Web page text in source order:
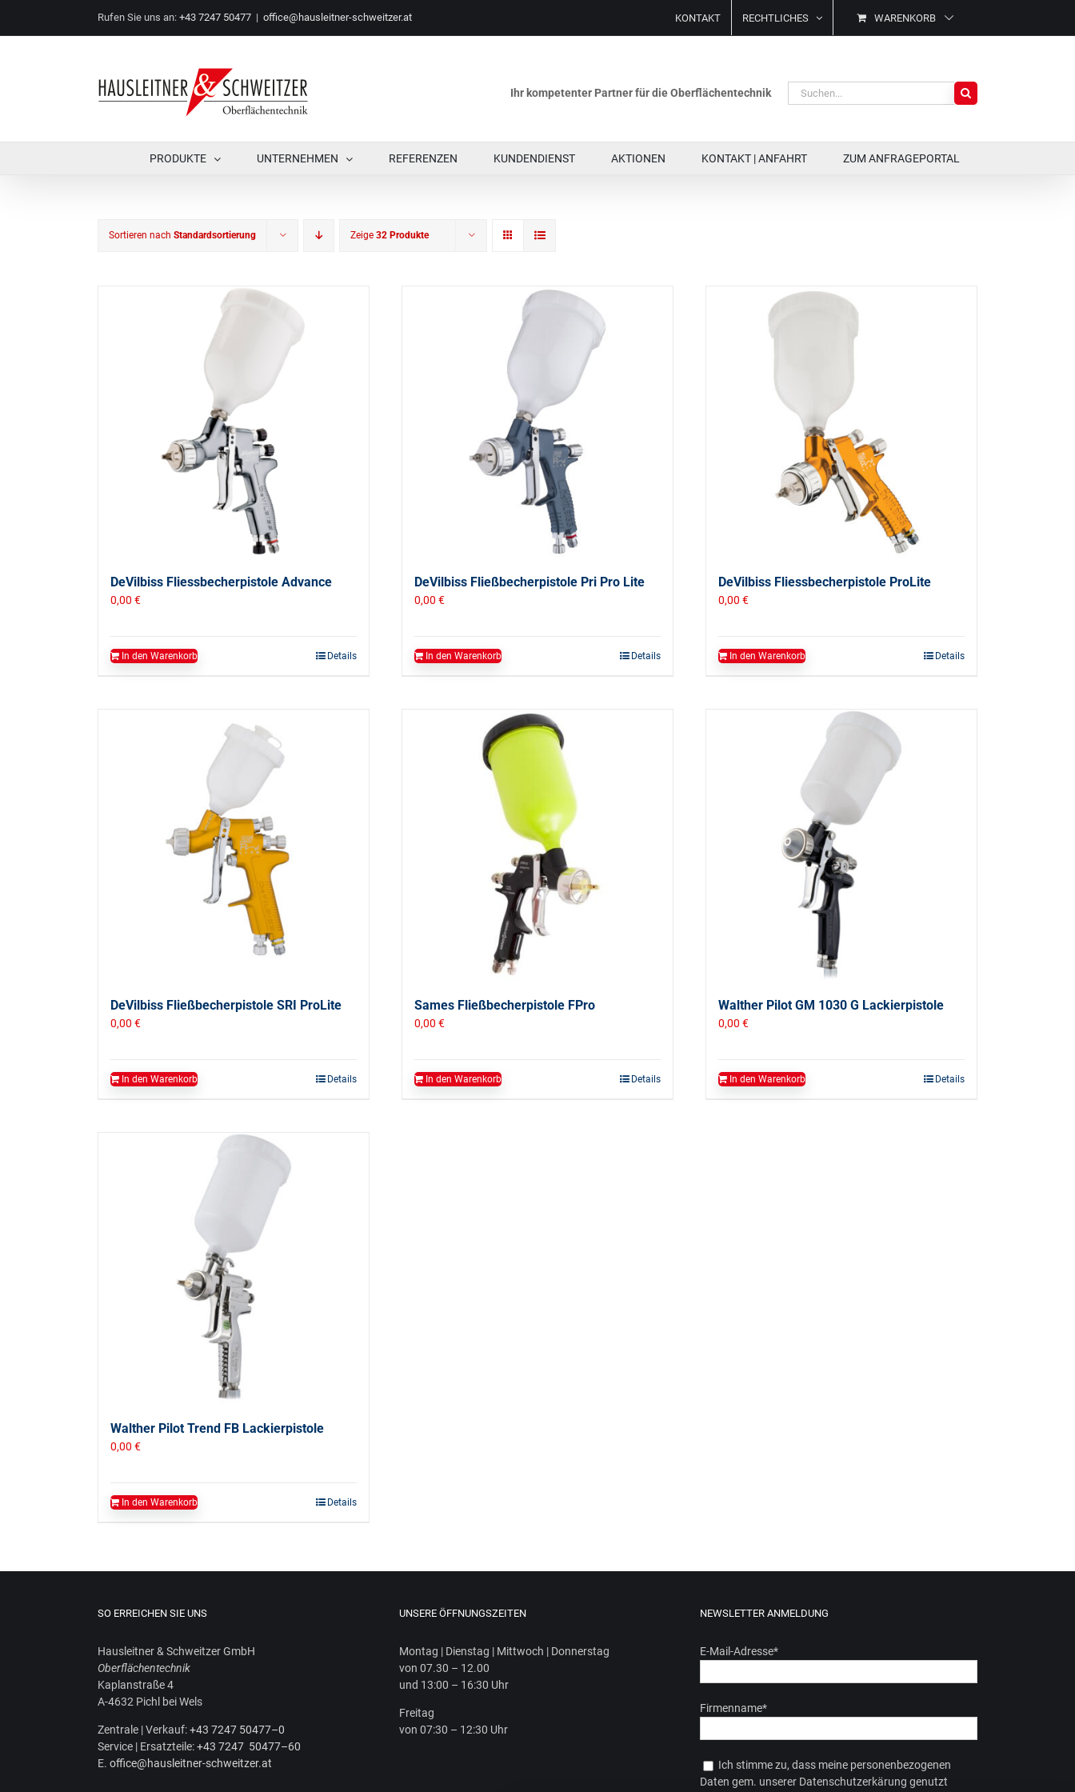
Rufen Sie uns an: +43 7247 50477 | office@hausleitner-schweitzer.at KONTAKT RECHTLICHES WARENKORB
Ihr kompetenter Partner für die Oberflächentechnik
Suche
nach:
PRODUKTE UNTERNEHMEN REFERENZEN KUNDENDIENST AKTIONEN KONTAKT | ANFAHRT ZUM ANFRAGEPORTAL
Sortieren nach Standardsortierung Zeige 32 Produkte
DeVilbiss Fliessbecherpistole Advance
0,00 €
In den Warenkorb Details
DeVilbiss Fließbecherpistole Pri Pro Lite
0,00 €
In den Warenkorb Details
DeVilbiss Fliessbecherpistole ProLite
0,00 €
In den Warenkorb Details
DeVilbiss Fließbecherpistole SRI ProLite
0,00 €
In den Warenkorb Details
Sames Fließbecherpistole FPro
0,00 €
In den Warenkorb Details
Walther Pilot GM 1030 G Lackierpistole
0,00 €
In den Warenkorb Details
Walther Pilot Trend FB Lackierpistole
0,00 €
In den Warenkorb Details
SO ERREICHEN SIE UNS
Haus­leit­ner & Schweit­zer GmbH
Ober­flä­chen­tech­nik
Kaplan­stra­ße 4
A‑4632 Pichl bei Wels
Zen­tra­le | Ver­kauf:+43 7247 50477–0
Ser­vice | Ersatz­tei­le:+43 7247 50477–60
E. office@hausleitner-schweitzer.at
UNSERE ÖFFNUNGSZEITEN
Mon­tag | Diens­tag | Mitt­woch | Donnerstag
von 07.30 – 12.00
und 13:00 – 16:30 Uhr
Frei­tag
von 07:30 – 12:30 Uhr
NEWSLETTER ANMELDUNG
E-Mail-Adresse*
Firmenname*
Ich stimme zu, dass meine personenbezogenen
Daten gem. unserer Datenschutzerkärung genutzt